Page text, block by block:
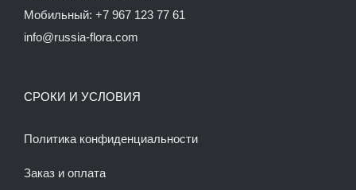
Мобильный: +7 967 123 77 61
info@russia-flora.com
СРОКИ И УСЛОВИЯ
Политика конфиденциальности
Заказ и оплата